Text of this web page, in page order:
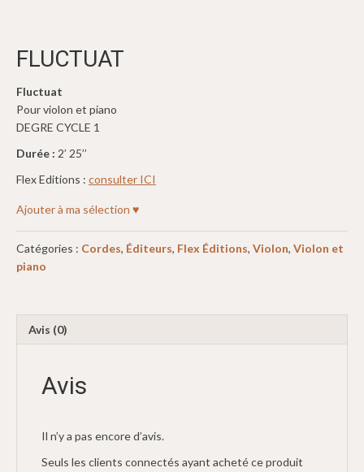
FLUCTUAT
Fluctuat
Pour violon et piano
DEGRE CYCLE 1
Durée : 2’ 25’’
Flex Editions : consulter ICI
Ajouter à ma sélection ♥
Catégories : Cordes, Éditeurs, Flex Éditions, Violon, Violon et
piano
Avis (0)
Avis
Il n’y a pas encore d’avis.
Seuls les clients connectés ayant acheté ce produit